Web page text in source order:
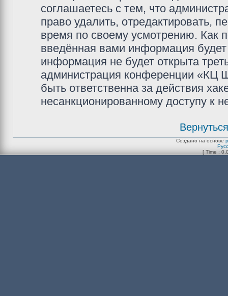
соглашаетесь с тем, что
право удалить, отредактировать,
время по своему усмотрению. Как
введённая вами информация
информация не будет открыта
администрация конференции «КЦ
быть ответственна за действия
несанкционированному доступу к
Создано на основе
[ Time :